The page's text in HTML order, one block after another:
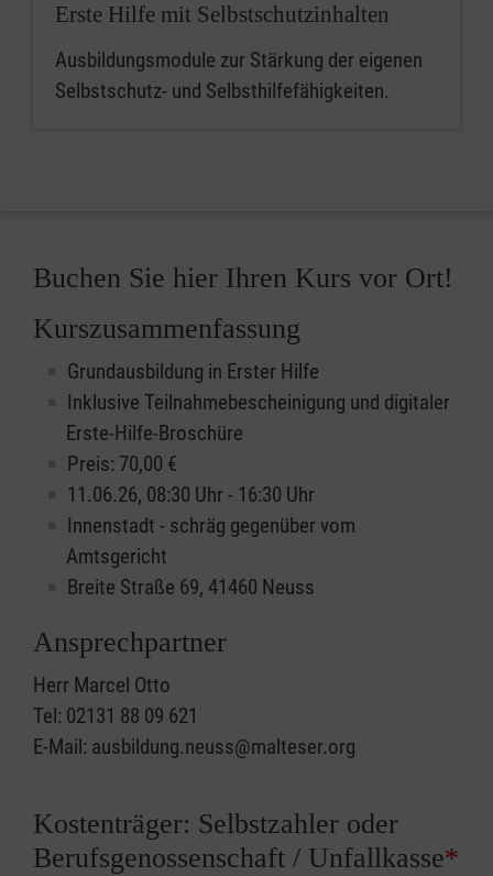
Erste Hilfe mit Selbstschutzinhalten
Ausbildungsmodule zur Stärkung der eigenen
Selbstschutz- und Selbsthilfefähigkeiten.
Buchen Sie hier Ihren Kurs vor Ort!
Kurszusammenfassung
Grundausbildung in Erster Hilfe
Inklusive Teilnahmebescheinigung und digitaler
Erste-Hilfe-Broschüre
Preis: 70,00 €
11.06.26, 08:30 Uhr - 16:30 Uhr
Innenstadt - schräg gegenüber vom
Amtsgericht
Breite Straße 69, 41460 Neuss
Ansprechpartner
Herr Marcel Otto
Tel: 02131 88 09 621
E-Mail: ausbildung.neuss@malteser.org
Kostenträger: Selbstzahler oder
Berufsgenossenschaft / Unfallkasse*